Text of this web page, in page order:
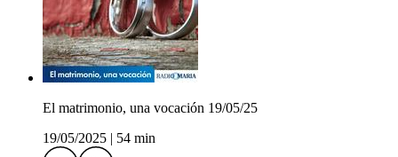
El matrimonio, una vocación 19/05/25
19/05/2025
54 min